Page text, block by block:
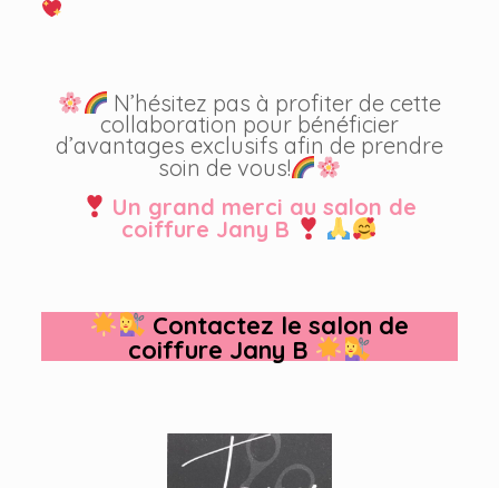
N’hésitez pas à profiter de cette
collaboration pour bénéficier
d’avantages exclusifs afin de prendre
soin de vous!
Un grand merci au salon de
coiffure Jany B
Contactez le salon de
coiffure Jany B